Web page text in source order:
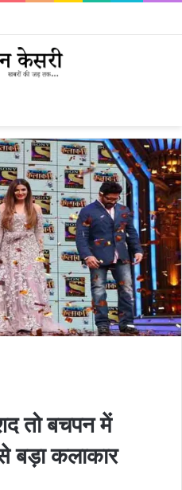
तो बचपन में
बड़ा कलाकार